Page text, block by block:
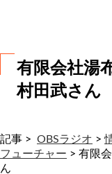
有限会社湯
村田武さん
記事 > OBSラジオ >
フューチャー > 有限
ん